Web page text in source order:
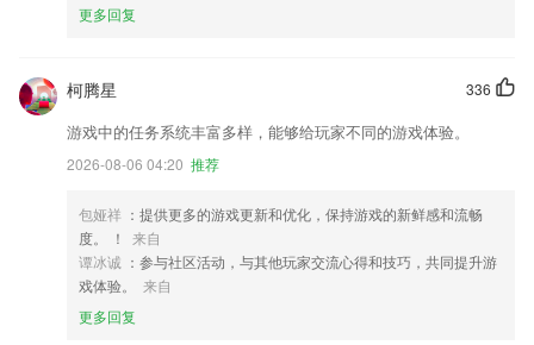
更多回复
336
柯腾星
游戏中的任务系统丰富多样，能够给玩家不同的游戏体验。
2026-08-06 04:20 推荐
包娅祥 ：提供更多的游戏更新和优化，保持游戏的新鲜感和流畅
度。 ！
来自
谭冰诚 ：参与社区活动，与其他玩家交流心得和技巧，共同提升游
戏体验。
来自
更多回复